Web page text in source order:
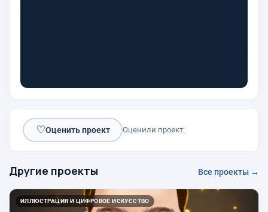
♡Оценить проект Оценили проект:
Другие проекты Все проекты →
ИЛЛЮСТРАЦИЯ И ЦИФРОВОЕ ИСКУССТВО